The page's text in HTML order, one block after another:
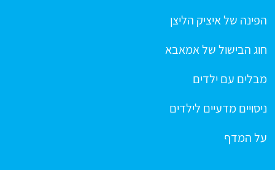
הפינה של איציק הליצן
חוג הבישול של אמאבא
מבלים עם ילדים
ניסויים מדעיים לילדים
על המדף